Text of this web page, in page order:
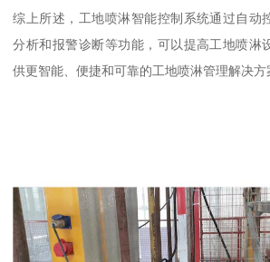
综上所述，工地喷淋智能控制系统通过自动
分析和报警诊断等功能，可以提高工地喷淋
供更智能、便捷和可靠的工地喷淋管理解决方